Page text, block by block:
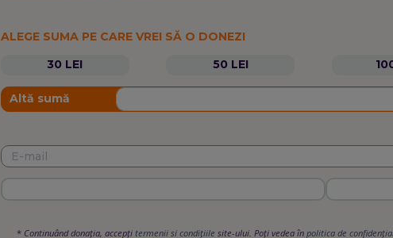
ALEGE SUMA PE CARE VREI SĂ O DONEZI
30 LEI
50 LEI
Altă sumă
* Continuând donația, accepțitermenii si condițiile site-ului. Poți vedea înpolitica de